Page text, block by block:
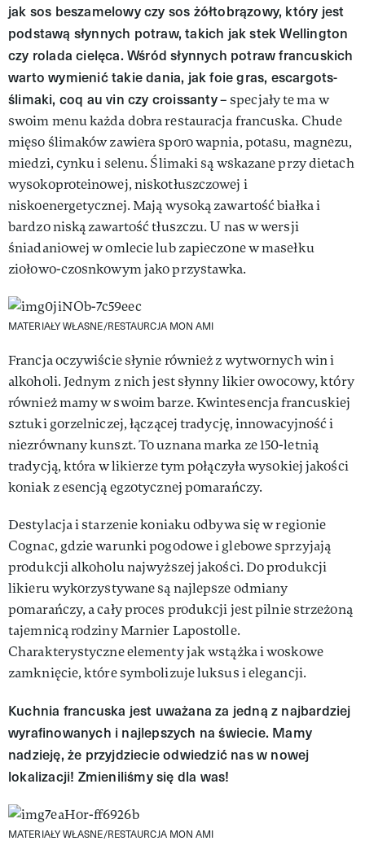
jak sos beszamelowy czy sos żółtobrązowy, który jest
podstawą słynnych potraw, takich jak stek Wellington
czy rolada cielęca. Wśród słynnych potraw francuskich
warto wymienić takie dania, jak foie gras, escargots-
ślimaki, coq au vin czy croissanty– specjały te ma w
swoim menu każda dobra restauracja francuska. Chude
mięso ślimaków zawiera sporo wapnia, potasu, magnezu,
miedzi, cynku i selenu. Ślimaki są wskazane przy dietach
wysokoproteinowej, niskotłuszczowej i
niskoenergetycznej. Mają wysoką zawartość białka i
bardzo niską zawartość tłuszczu. U nas w wersji
śniadaniowej w omlecie lub zapieczone w masełku
ziołowo-czosnkowym jako przystawka.
MATERIAŁY WŁASNE/RESTAURCJA MON AMI
Francja oczywiście słynie również z wytwornych win i
alkoholi. Jednym z nich jest słynny likier owocowy, który
również mamy w swoim barze. Kwintesencja francuskiej
sztuki gorzelniczej, łączącej tradycję, innowacyjność i
niezrównany kunszt. To uznana marka ze 150-letnią
tradycją, która w likierze tym połączyła wysokiej jakości
koniak z esencją egzotycznej pomarańczy.
Destylacja i starzenie koniaku odbywa się w regionie
Cognac, gdzie warunki pogodowe i glebowe sprzyjają
produkcji alkoholu najwyższej jakości. Do produkcji
likieru wykorzystywane są najlepsze odmiany
pomarańczy, a cały proces produkcji jest pilnie strzeżoną
tajemnicą rodziny Marnier Lapostolle.
Charakterystyczne elementy jak wstążka i woskowe
zamknięcie, które symbolizuje luksus i elegancji.
Kuchnia francuska jest uważana za jedną z najbardziej
wyrafinowanych i najlepszych na świecie. Mamy
nadzieję, że przyjdziecie odwiedzić nas w nowej
lokalizacji! Zmieniliśmy się dla was!
MATERIAŁY WŁASNE/RESTAURCJA MON AMI